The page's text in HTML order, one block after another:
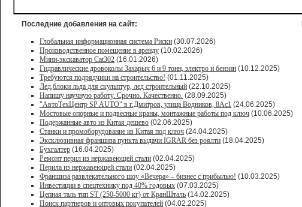
Последние добавления на сайт:
Глобальная информационная система Риски (30.07.2026)
Производственное помещение в аренду (10.02.2026)
Мини-экскаватор Cat302 (16.01.2026)
Гидравлические дровоколы Захарыч 6 и 9 тонн, электро и бензин (10.12.2025)
Требуются подрядчики на строительство! (01.11.2025)
Лед,блоки льда для скульптур, лед строительный (22.10.2025)
Напишу научную работу. Срочно. Качественно. (28.09.2025)
"АвтоТехЦентр SP AUTO" в г.Дмитров, улица Водников, 8Ас1 (24.06.2025)
Мостовые опорные и подвесные краны, монтажные работы под ключ (10.06.2025)
Подержанные авто из Китая дешево (02.06.2025)
Станки и промоборудование из Китая под ключ (24.04.2025)
Эксклюзивная франшиза пункта выдачи IGRAR без роялти (18.04.2025)
Бухгалтер (16.04.2025)
Ремонт перил из нержавеющей стали (02.04.2025)
Перила из нержавеющей стали (02.04.2025)
Франшиза развлекательного шоу «Вечера» – бизнес с прибылью! (10.03.2025)
Инвестиции в спецтехнику под 40% годовых (07.03.2025)
Цепная таль тип ST (250-5000 кг) от КранШталь (14.02.2025)
Поиск партнеров и оптовых покупателей (04.02.2025)